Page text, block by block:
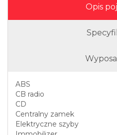
Opis
ABS
CB radio
CD
Centralny zamek
Elektryczne szyby